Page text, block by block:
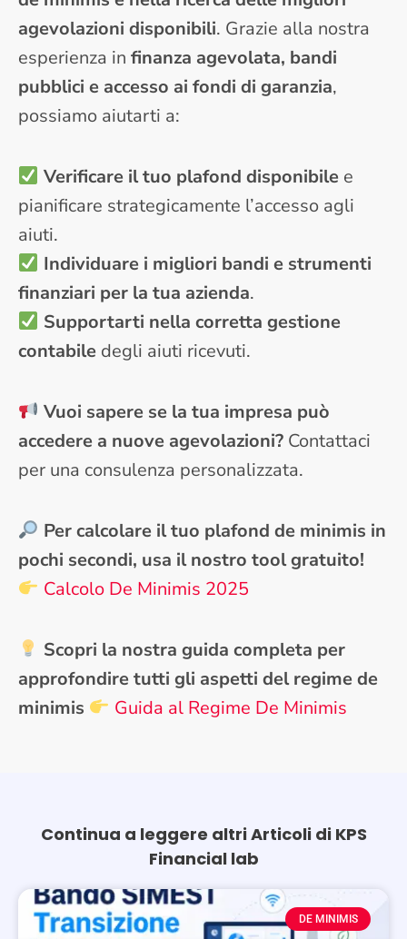
agevolazioni disponibili. Grazie alla nostra
esperienza in finanza agevolata, bandi
pubblici e accesso ai fondi di garanzia,
possiamo aiutarti a:
Verificare il tuo plafond disponibile e
pianificare strategicamente l’accesso agli
aiuti.
Individuare i migliori bandi e strumenti
finanziari per la tua azienda.
Supportarti nella corretta gestione
contabile degli aiuti ricevuti.
Vuoi sapere se la tua impresa può
accedere a nuove agevolazioni? Contattaci
per una consulenza personalizzata.
Per calcolare il tuo plafond de minimis in
pochi secondi, usa il nostro tool gratuito!
Calcolo De Minimis 2025
Scopri la nostra guida completa per
approfondire tutti gli aspetti del regime de
minimis
Guida al Regime De Minimis
Continua a leggere altri Articoli di KPS
Financial lab
DE MINIMIS
PagePage